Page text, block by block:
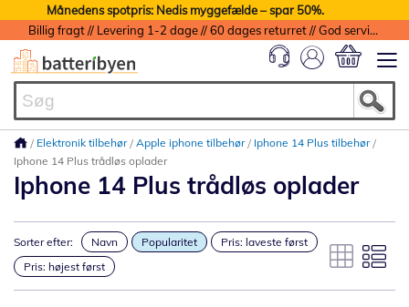
Månedens spotpris: Nedis myggefælde – spar 50%.
Billig fragt // Levering 1-2 dage // 60 dages returret // God service med garanti
Elektronik tilbehør Apple iphone tilbehør
Iphone 14 Plus tilbehør
Iphone 14 Plus trådløs oplader
Iphone 14 Plus trådløs oplader
Sorter efter: Navn Popularitet
Pris: laveste først
Pris: højest først